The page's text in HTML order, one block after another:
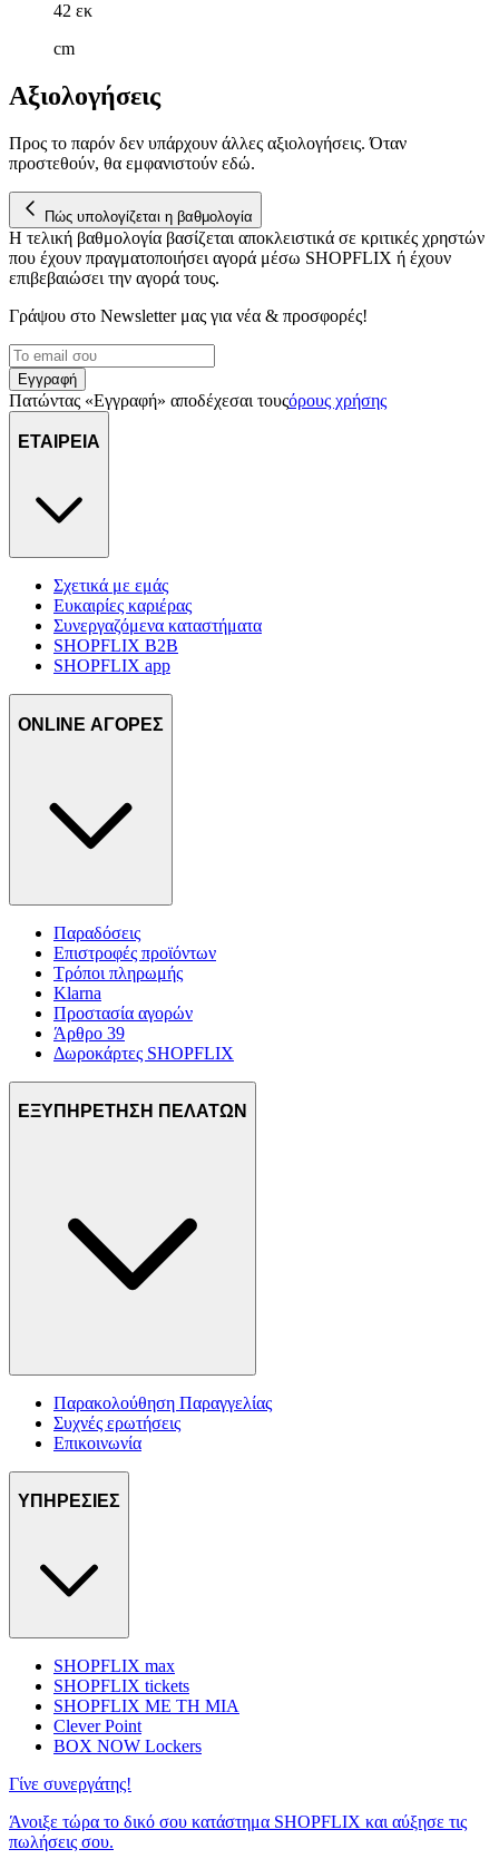
42 εκ
cm
Αξιολογήσεις
Προς το παρόν δεν υπάρχουν άλλες αξιολογήσεις. Όταν
προστεθούν, θα εμφανιστούν εδώ.
Πώς υπολογίζεται η βαθμολογία
Η τελική βαθμολογία βασίζεται αποκλειστικά σε κριτικές χρηστών
που έχουν πραγματοποιήσει αγορά μέσω SHOPFLIX ή έχουν
επιβεβαιώσει την αγορά τους.
Γράψου στο Νewsletter μας για νέα & προσφορές!
Εγγραφή
Πατώντας «Εγγραφή» αποδέχεσαι τουςόρους χρήσης
ΕΤΑΙΡΕΙΑ
Σχετικά με εμάς
Ευκαιρίες καριέρας
Συνεργαζόμενα καταστήματα
SHOPFLIX B2B
SHOPFLIX app
ONLINE ΑΓΟΡΕΣ
Παραδόσεις
Επιστροφές προϊόντων
Τρόποι πληρωμής
Klarna
Προστασία αγορών
Άρθρο 39
Δωροκάρτες SHOPFLIX
ΕΞΥΠΗΡΕΤΗΣΗ ΠΕΛΑΤΩΝ
Παρακολούθηση Παραγγελίας
Συχνές ερωτήσεις
Επικοινωνία
ΥΠΗΡΕΣΙΕΣ
SHOPFLIX max
SHOPFLIX tickets
SHOPFLIX ΜΕ ΤΗ ΜΙΑ
Clever Point
BOX NOW Lockers
Γίνε συνεργάτης!
Άνοιξε τώρα το δικό σου κατάστημα SHOPFLIX και αύξησε τις
πωλήσεις σου.